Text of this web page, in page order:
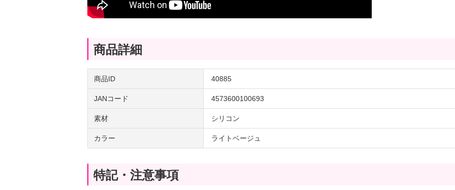
商品詳細
商品ID 40885
JANコード 4573600100693
素材 シリコン
カラー ライトベージュ
特記・注意事項